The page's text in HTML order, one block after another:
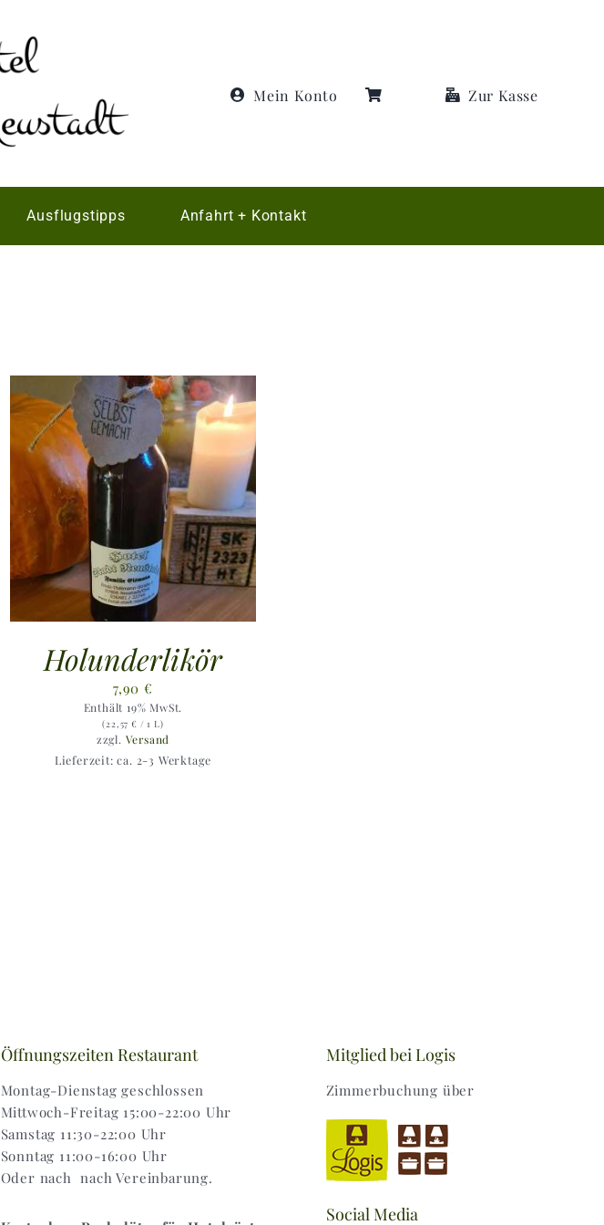
Mein Konto Zur Kasse
Ausflugstipps Anfahrt + Kontakt
Holunderlikör
7,90€
Enthält 19% MwSt.
(22,57€ / 1 L)
zzgl. Versand
Lieferzeit: ca. 2-3 Werktage
Öffnungszeiten Restaurant
Montag-Dienstag geschlossen
Mittwoch-Freitag 15:00-22:00 Uhr
Samstag 11:30-22:00 Uhr
Sonntag 11:00-16:00 Uhr
Oder nach nach Vereinbarung.
Mitglied bei Logis
Zimmerbuchung über
Social Media